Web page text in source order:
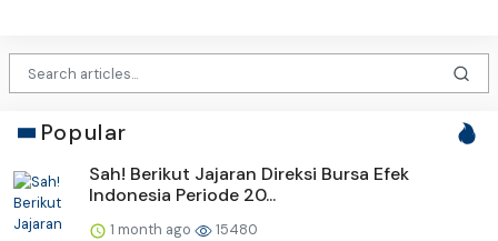
Popular
Sah! Berikut Jajaran Direksi Bursa Efek
Indonesia Periode 20...
1 month ago 15480